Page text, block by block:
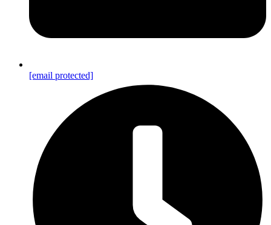
[email protected]